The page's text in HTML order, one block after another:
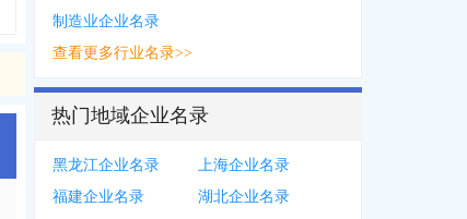
制造业企业名录
查看更多行业名录>>
热门地域企业名录
黑龙江企业名录
上海企业名录
福建企业名录
湖北企业名录